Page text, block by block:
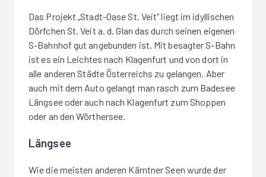
Das Projekt „Stadt-Oase St. Veit“ liegt im idyllischen
Dörfchen St. Veit a. d. Glan das durch seinen eigenen
S-Bahnhof gut angebunden ist. Mit besagter S-Bahn
ist es ein Leichtes nach Klagenfurt und von dort in
alle anderen Städte Österreichs zu gelangen. Aber
auch mit dem Auto gelangt man rasch zum Badesee
Längsee oder auch nach Klagenfurt zum Shoppen
oder an den Wörthersee.
Längsee
Wie die meisten anderen Kärntner Seen wurde der